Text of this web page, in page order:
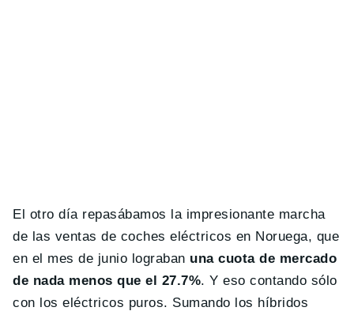
El otro día repasábamos la impresionante marcha
de las ventas de coches eléctricos en Noruega, que
en el mes de junio lograban una cuota de mercado
de nada menos que el 27.7%. Y eso contando sólo
con los eléctricos puros. Sumando los híbridos